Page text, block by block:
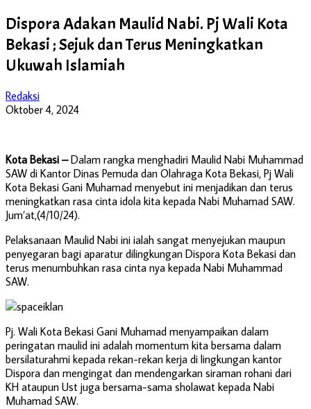
Dispora Adakan Maulid Nabi. Pj Wali Kota
Bekasi ; Sejuk dan Terus Meningkatkan
Ukuwah Islamiah
Redaksi
Oktober 4, 2024
Kota Bekasi –Dalam rangka menghadiri Maulid Nabi Muhammad
SAW di Kantor Dinas Pemuda dan Olahraga Kota Bekasi, Pj Wali
Kota Bekasi Gani Muhamad menyebut ini menjadikan dan terus
meningkatkan rasa cinta idola kita kepada Nabi Muhamad SAW.
Jum’at,(4/10/24).
Pelaksanaan Maulid Nabi ini ialah sangat menyejukan maupun
penyegaran bagi aparatur dilingkungan Dispora Kota Bekasi dan
terus menumbuhkan rasa cinta nya kepada Nabi Muhammad
SAW.
Pj. Wali Kota Bekasi Gani Muhamad menyampaikan dalam
peringatan maulid ini adalah momentum kita bersama dalam
bersilaturahmi kepada rekan-rekan kerja di lingkungan kantor
Dispora dan mengingat dan mendengarkan siraman rohani dari
KH ataupun Ust juga bersama-sama sholawat kepada Nabi
Muhamad SAW.